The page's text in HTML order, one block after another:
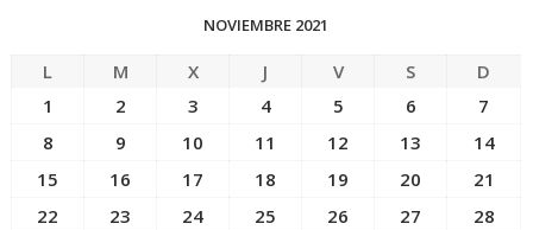
NOVIEMBRE 2021
L M X J V S
D
1
2 3 4 5 6
7
8
9 10 11 12 13
14
15
16 17 18 19 20
21
22
23 24 25 26 27
28